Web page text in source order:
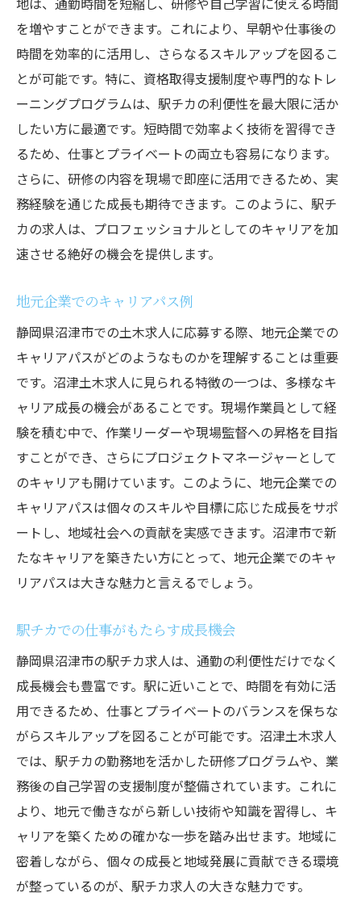
を増やすことができます。これにより、早朝や仕事後の
時間を効率的に活用し、さらなるスキルアップを図るこ
とが可能です。特に、資格取得支援制度や専門的なトレ
ーニングプログラムは、駅チカの利便性を最大限に活か
したい方に最適です。短時間で効率よく技術を習得でき
るため、仕事とプライベートの両立も容易になります。
さらに、研修の内容を現場で即座に活用できるため、実
務経験を通じた成長も期待できます。このように、駅チ
カの求人は、プロフェッショナルとしてのキャリアを加
速させる絶好の機会を提供します。
地元企業でのキャリアパス例
静岡県沼津市での土木求人に応募する際、地元企業での
キャリアパスがどのようなものかを理解することは重要
です。沼津土木求人に見られる特徴の一つは、多様なキ
ャリア成長の機会があることです。現場作業員として経
験を積む中で、作業リーダーや現場監督への昇格を目指
すことができ、さらにプロジェクトマネージャーとして
のキャリアも開けています。このように、地元企業での
キャリアパスは個々のスキルや目標に応じた成長をサポ
ートし、地域社会への貢献を実感できます。沼津市で新
たなキャリアを築きたい方にとって、地元企業でのキャ
リアパスは大きな魅力と言えるでしょう。
駅チカでの仕事がもたらす成長機会
静岡県沼津市の駅チカ求人は、通勤の利便性だけでなく
成長機会も豊富です。駅に近いことで、時間を有効に活
用できるため、仕事とプライベートのバランスを保ちな
がらスキルアップを図ることが可能です。沼津土木求人
では、駅チカの勤務地を活かした研修プログラムや、業
務後の自己学習の支援制度が整備されています。これに
より、地元で働きながら新しい技術や知識を習得し、キ
ャリアを築くための確かな一歩を踏み出せます。地域に
密着しながら、個々の成長と地域発展に貢献できる環境
が整っているのが、駅チカ求人の大きな魅力です。